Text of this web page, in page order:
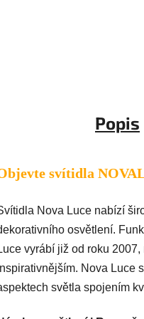
Popis
svítidla
Nova Luce nabízí
osvětlení.
vyrábí již od roku
Nova Luce
světla spojením